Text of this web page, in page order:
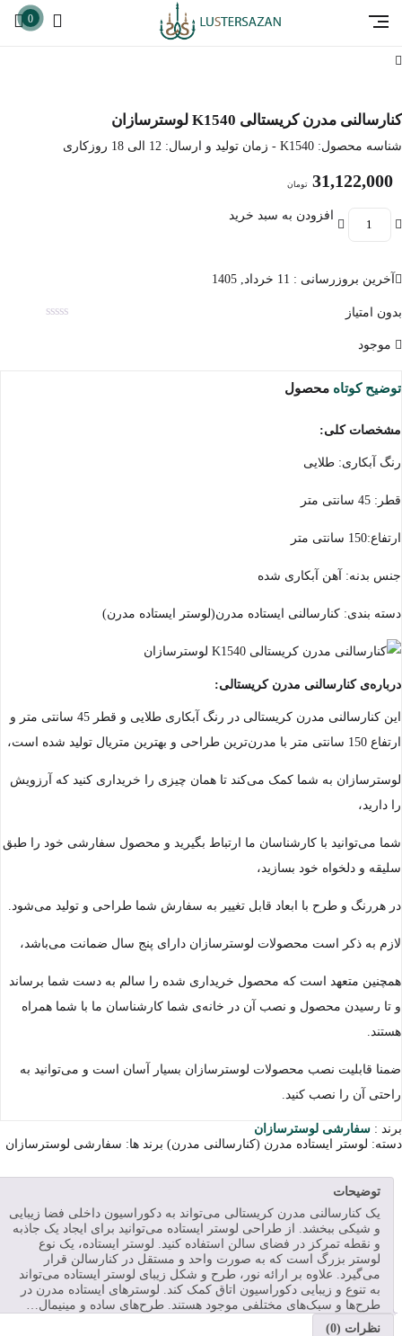
0
کنارسالنی مدرن کریستالی K1540 لوسترسازان
شناسه محصول: K1540 - زمان تولید و ارسال: 12 الی 18 روزکاری
31,122,000 تومان
افزودن به سبد خرید
آخرین بروزرسانی : 11 خرداد, 1405
بدون امتیاز
موجود
توضیح کوتاه محصول
مشخصات کلی:
رنگ آبکاری: طلایی
قطر: 45 سانتی متر
ارتفاع:150 سانتی متر
جنس بدنه: آهن آبکاری شده
دسته بندی: کنارسالنی ایستاده مدرن(لوستر ایستاده مدرن)
درباره‌ی کنارسالنی مدرن کریستالی:
این کنارسالنی مدرن کریستالی در رنگ آبکاری طلایی و قطر 45 سانتی متر و
ارتفاع 150 سانتی متر با مدرن‌ترین طراحی و بهترین متریال تولید شده است،
لوسترسازان به شما کمک می‌کند تا همان چیزی را خریداری کنید که آرزویش
را دارید،
شما می‌توانید با کارشناسان ما ارتباط بگیرید و محصول سفارشی خود را طبق
سلیقه و دلخواه خود بسازید،
در هررنگ و طرح با ابعاد قابل تغییر به سفارش شما طراحی و تولید می‌شود.
لازم به ذکر است محصولات لوسترسازان دارای پنج سال ضمانت می‌باشد،
همچنین متعهد است که محصول خریداری شده را سالم به دست شما برساند
و تا رسیدن محصول و نصب آن در خانه‌ی شما کارشناسان ما با شما همراه
هستند.
ضمنا قابلیت نصب محصولات لوسترسازان بسیار آسان است و می‌توانید به
راحتی آن را نصب کنید.
برند : سفارشی لوسترسازان
دسته: لوستر ایستاده مدرن (کنارسالنی مدرن) برند ها: سفارشی لوسترسازان
توضیحات
یک کنارسالنی مدرن کریستالی می‌تواند به دکوراسیون داخلی فضا زیبایی
و شیکی ببخشد. از طراحی لوستر ایستاده می‌توانید برای ایجاد یک جاذبه
و نقطه تمرکز در فضای سالن استفاده کنید. لوستر ایستاده، یک نوع
لوستر بزرگ است که به صورت واحد و مستقل در کنارسالن قرار
می‌گیرد. علاوه بر ارائه نور، طرح و شکل زیبای لوستر ایستاده می‌تواند
به تنوع و زیبایی دکوراسیون اتاق کمک کند. لوسترهای ایستاده مدرن در
طرح‌ها و سبک‌های مختلفی موجود هستند. طرح‌های ساده و مینیمال…
نظرات (0)